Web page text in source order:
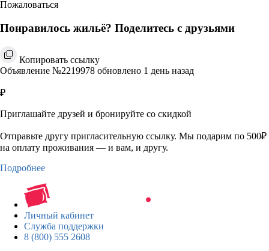
Пожаловаться
Понравилось жильё? Поделитесь с друзьями
Копировать ссылку
Объявление №2219978 обновлено 1 день назад
₽
Приглашайте друзей и бронируйте со скидкой
Отправьте другу пригласительную ссылку. Мы подарим по 500₽
на оплату проживания — и вам, и другу.
Подробнее
Личный кабинет
Служба поддержки
8 (800) 555 2608